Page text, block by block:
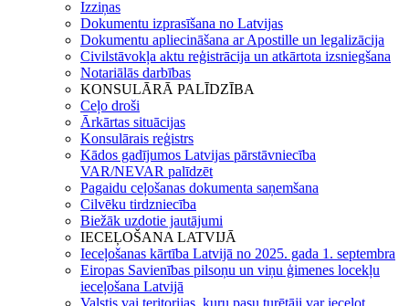
Izziņas
Dokumentu izprasīšana no Latvijas
Dokumentu apliecināšana ar Apostille un legalizācija
Civilstāvokļa aktu reģistrācija un atkārtota izsniegšana
Notariālās darbības
KONSULĀRĀ PALĪDZĪBA
Ceļo droši
Ārkārtas situācijas
Konsulārais reģistrs
Kādos gadījumos Latvijas pārstāvniecība
VAR/NEVAR palīdzēt
Pagaidu ceļošanas dokumenta saņemšana
Cilvēku tirdzniecība
Biežāk uzdotie jautājumi
IECEĻOŠANA LATVIJĀ
Ieceļošanas kārtība Latvijā no 2025. gada 1. septembra
Eiropas Savienības pilsoņu un viņu ģimenes locekļu
ieceļošana Latvijā
Valstis vai teritorijas, kuru pasu turētāji var ieceļot